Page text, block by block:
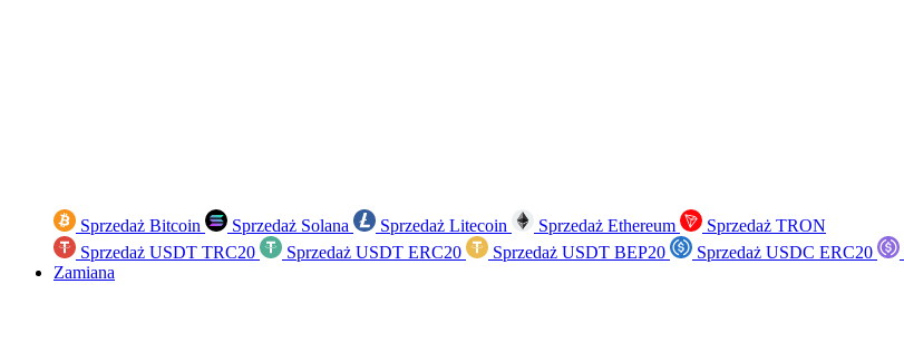
Sprzedaż Bitcoin Sprzedaż Solana Sprzedaż Litecoin Sprzedaż Ethereum
Sprzedaż TRON
Sprzedaż USDT TRC20
Sprzedaż USDT ERC20 Sprzedaż USDT BEP20 Sprzedaż USDC ERC20
Zamiana